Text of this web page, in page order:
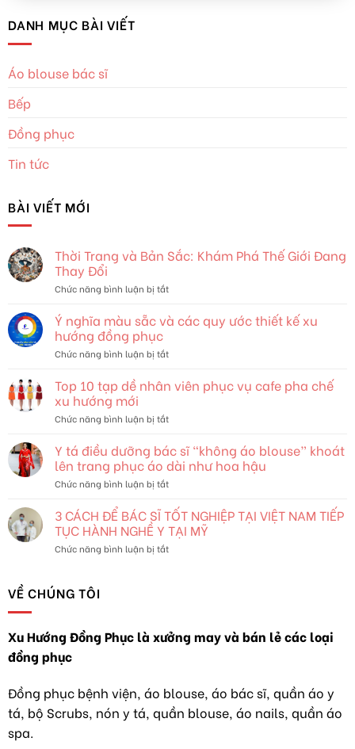
DANH MỤC BÀI VIẾT
Áo blouse bác sĩ
Bếp
Đồng phục
Tin tức
BÀI VIẾT MỚI
Thời Trang và Bản Sắc: Khám Phá Thế Giới Đang
Thay Đổi
Chức năng bình luận bị tắtở
Trang
và
Sắc:
Phá
Đang
Đổi
Ý nghĩa màu sẵc và các quy ước thiết kế xu
hướng đồng phục
Chức năng bình luận bị tắtở
nghĩa
màu
và
quy
ước
thiết
kế
hướng
đồng
phục
Top 10 tạp dề nhân viên phục vụ cafe pha chế
xu hướng mới
Chức năng bình luận bị tắtở
tạp
dề
nhân
phục
vụ
cafe
pha
Y tá điều dưỡng bác sĩ “không áo blouse” khoát
lên trang phục áo dài như hoa hậu
Chức năng bình luận bị tắtở
tá
điều
dưỡng
bác
lên
trang
như
hoa
3 CÁCH ĐỂ BÁC SĨ TỐT NGHIỆP TẠI VIỆT NAM TIẾP
TỤC HÀNH NGHỀ Y TẠI MỸ
Chức năng bình luận bị tắtở
TỐT
NGHIỆP
TIẾP
TỤC
VỀ CHÚNG TÔI
Xu Hướng Đồng Phục là xưởng may và bán lẻ các loại
đồng phục
Đồng phục bệnh viện, áo blouse, áo bác sĩ, quần áo y
tá, bộ Scrubs, nón y tá, quần blouse, áo nails, quần áo
spa.